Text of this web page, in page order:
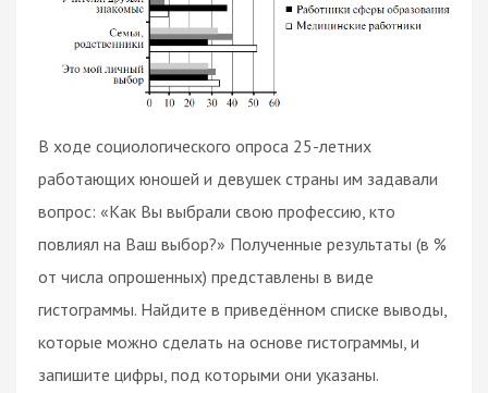
В ходе социологического опроса 25-летних
работающих юношей и девушек страны им задавали
вопрос: «Как Вы выбрали свою профессию, кто
повлиял на Ваш выбор?» Полученные результаты (в %
от числа опрошенных) представлены в виде
гистограммы. Найдите в приведённом списке выводы,
которые можно сделать на основе гистограммы, и
запишите цифры, под которыми они указаны.